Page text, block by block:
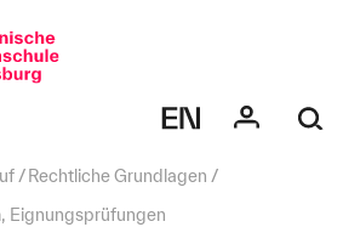
Rechtliche Grundlagen
Eignungsprüfungen